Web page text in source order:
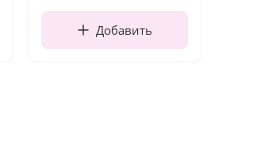
Добавить